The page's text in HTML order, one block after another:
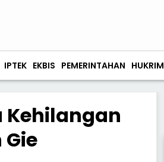
IPTEK EKBIS PEMERINTAHAN HUKRIM
Kehilangan